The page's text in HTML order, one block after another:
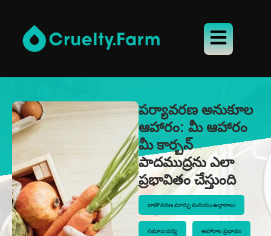
పర్యావరణ అనుకూల
ఆహారం: మీ ఆహారం
మీ కార్బన్
పాదముద్రను ఎలా
ప్రభావితం చేస్తుంది
వాతావరణ మార్పు మరియు ఉద్గారాలు
సమాజ చర్య ఆహారాల ప్రభావం